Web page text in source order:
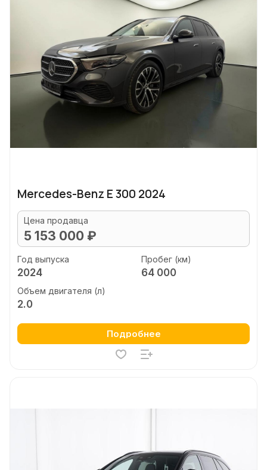
Mercedes-Benz E 300 2024
Цена продавца
5 153 000 ₽
Год выпуска
2024
Пробег (км)
64 000
Объем двигателя (л)
2.0
Подробнее